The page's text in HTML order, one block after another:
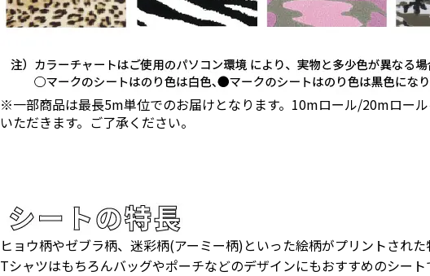
※一部商品は最長5m単位でのお届けとなります。10mロール/20mロー
いただきます。ご了承ください。
ヒョウ柄やゼブラ柄、迷彩柄(アーミー柄)といった絵柄がプリントされ
Tシャツはもちろんバッグやポーチなどのデザインにもおすすめのシート